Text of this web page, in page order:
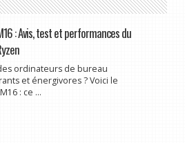
: Avis, test et performances du
ordinateurs de bureau
et énergivores ? Voici le
: ce ...